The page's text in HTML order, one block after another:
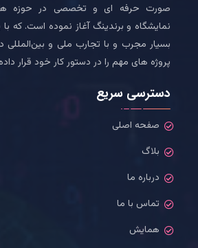
صورت حرفه ای و تخصصی در حوزه
نمایشگاه و برندینگ آغاز نموده است. که با
بسیار مجرب و با تجارب ملی و بین‌المللی
پروژه های مهم را در دستور کار خود قرار
دسترسی سریع
صفحه اصلی
بلاگ
درباره ما
تماس با ما
همایش